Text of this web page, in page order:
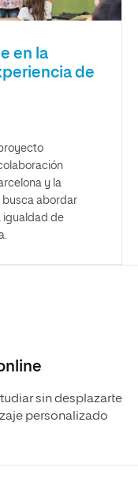
en la
de
y la
busca abordar
igualdad de
sin desplazarte
personalizado